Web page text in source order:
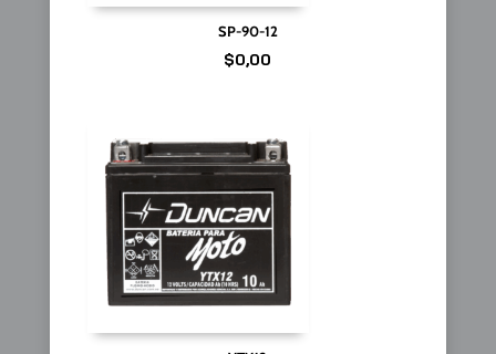
SP-90-12
$0,00